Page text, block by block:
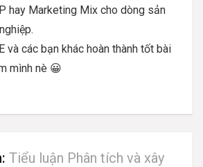
hay Marketing Mix cho dòng sản
và các bạn khác hoàn thành tốt bài
mình nè 😀
Tiểu luận Phân tích và xây